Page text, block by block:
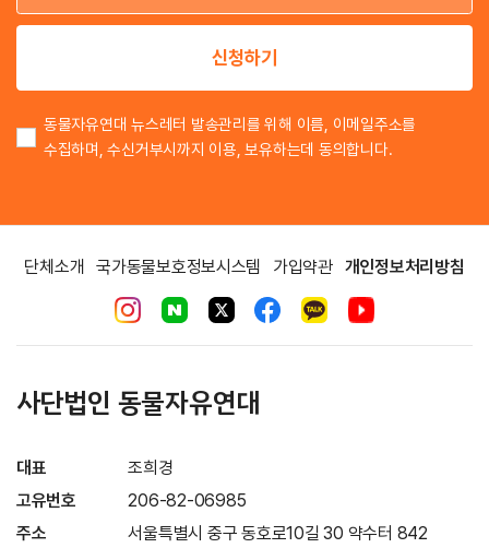
이
신청하기
동물자유연대 뉴스레터 발송관리를 위해 이름, 이메일주소를
수집하며, 수신거부시까지 이용, 보유하는데 동의합니다.
단체소개 국가동물보호정보시스템 가입약관 개인정보처리방침
사단법인 동물자유연대
대표
조희경
고유번호
206-82-06985
주소
서울특별시 중구 동호로10길 30 약수터 842